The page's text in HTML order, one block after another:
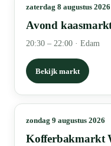
zaterdag 8 augustus 2026
Avond
20:30 – 22:00 · Edam
Bekijk markt
zondag 9 augustus 2026
Kofferbakmarkt